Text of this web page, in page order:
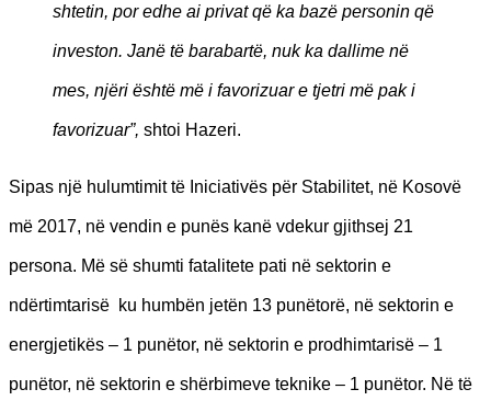
shtetin, por edhe ai privat që ka bazë personin që
investon. Janë të barabartë, nuk ka dallime në
mes, njëri është më i favorizuar e tjetri më pak i
favorizuar”, shtoi Hazeri.
Sipas një hulumtimit të Iniciativës për Stabilitet, në Kosovë
më 2017, në vendin e punës kanë vdekur gjithsej 21
persona. Më së shumti fatalitete pati në sektorin e
ndërtimtarisë ku humbën jetën 13 punëtorë, në sektorin e
energjetikës – 1 punëtor, në sektorin e prodhimtarisë – 1
punëtor, në sektorin e shërbimeve teknike – 1 punëtor. Në të